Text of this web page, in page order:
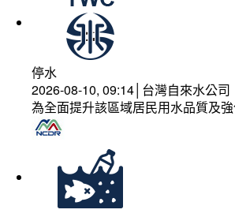
停水
2026-08-10, 09:14│台灣自來水公司
為全面提升該區域居民用水品質及